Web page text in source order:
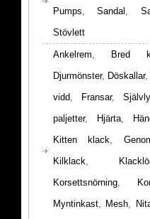
Pumps,Sandal ,
Stövlett
Ankelrem, Bred
Djurmönster, Döskallar,
vidd, Fransar,
paljetter, Hjärta,
Kitten klack,
Kilklack,
Korsettsnörning,
Myntinkast, Mesh,